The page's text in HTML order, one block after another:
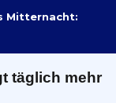
Mitternacht:
täglich mehr